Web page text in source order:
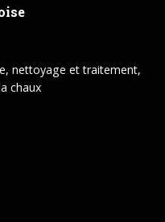
nettoyage et traitement,
chaux